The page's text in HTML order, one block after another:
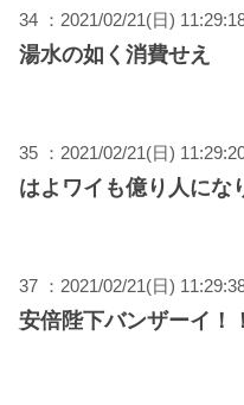
34 ：2021/02/21(日)
湯水の如く消費せえ
35 ：2021/02/21(日)
はよワイも億り人にな
37 ：2021/02/21(日)
安倍陛下バンザーイ！